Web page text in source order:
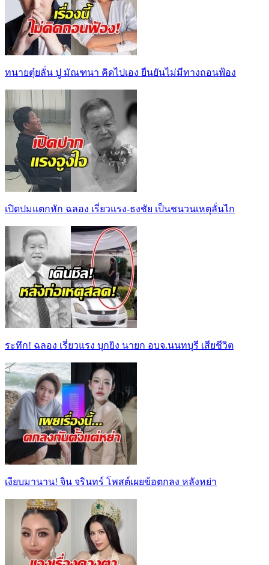
ทนายตุ๋ยลั่น ปู มัณฑนา คิดไปเอง ยืนยันไม่มีทางถอนฟ้อง
เปิดปมแตกหัก ฉลอง เรี่ยวแรง-ธงชัย เป็นชนวนเหตุลั่นไก
ระทึก! ฉลอง เรี่ยวแรง บุกยิง นายก อบจ.นนทบุรี เสียชีวิต
เงียบมานาน! จิน จรินทร์ โพสต์เผยข้อตกลง หลังหย่า